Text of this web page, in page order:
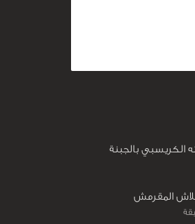
الكريسبي بالجبنة
المقرمش